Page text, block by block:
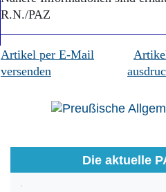
R.N./PAZ
Artikel per E-Mail
versenden
Die aktuelle